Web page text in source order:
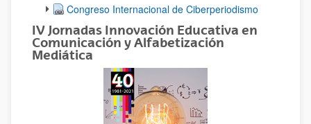
Congreso Internacional de Ciberperiodismo
IV Jornadas Innovación Educativa en
Comunicación y Alfabetización
Mediática